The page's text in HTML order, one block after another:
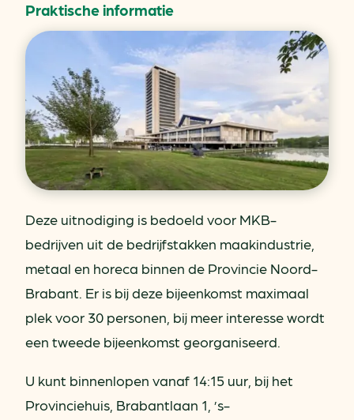
Praktische informatie
Deze uitnodiging is bedoeld voor MKB-
bedrijven uit de bedrijfstakken maakindustrie,
metaal en horeca binnen de Provincie Noord-
Brabant. Er is bij deze bijeenkomst maximaal
plek voor 30 personen, bij meer interesse wordt
een tweede bijeenkomst georganiseerd.
U kunt binnenlopen vanaf 14:15 uur, bij het
Provinciehuis, Brabantlaan 1, ’s-